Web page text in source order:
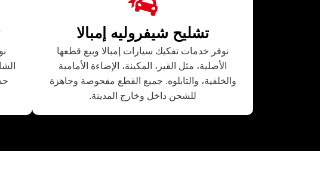
تشليح شيفروليه إمبالا
نوفر خدمات تفكيك سيارات إمبالا وبيع قطعها
الأصلية، مثل القير، المكينة، الإضاءة الأمامية
والخلفية، والتابلوه. جميع القطع مفحوصة وجاهزة
للشحن داخل وخارج المدينة.